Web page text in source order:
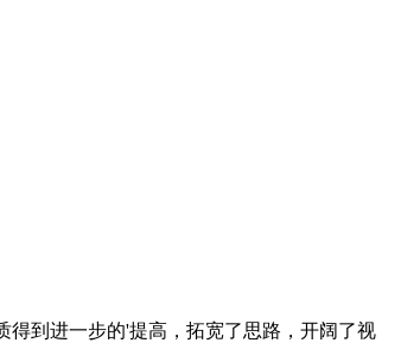
到进一步的'提高，拓宽了思路，开阔了视